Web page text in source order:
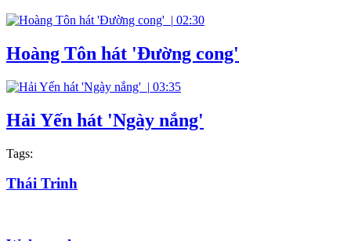
| 02:30
Hoàng Tôn hát 'Đường cong'
| 03:35
Hải Yến hát 'Ngày nắng'
Tags:
Thái Trinh